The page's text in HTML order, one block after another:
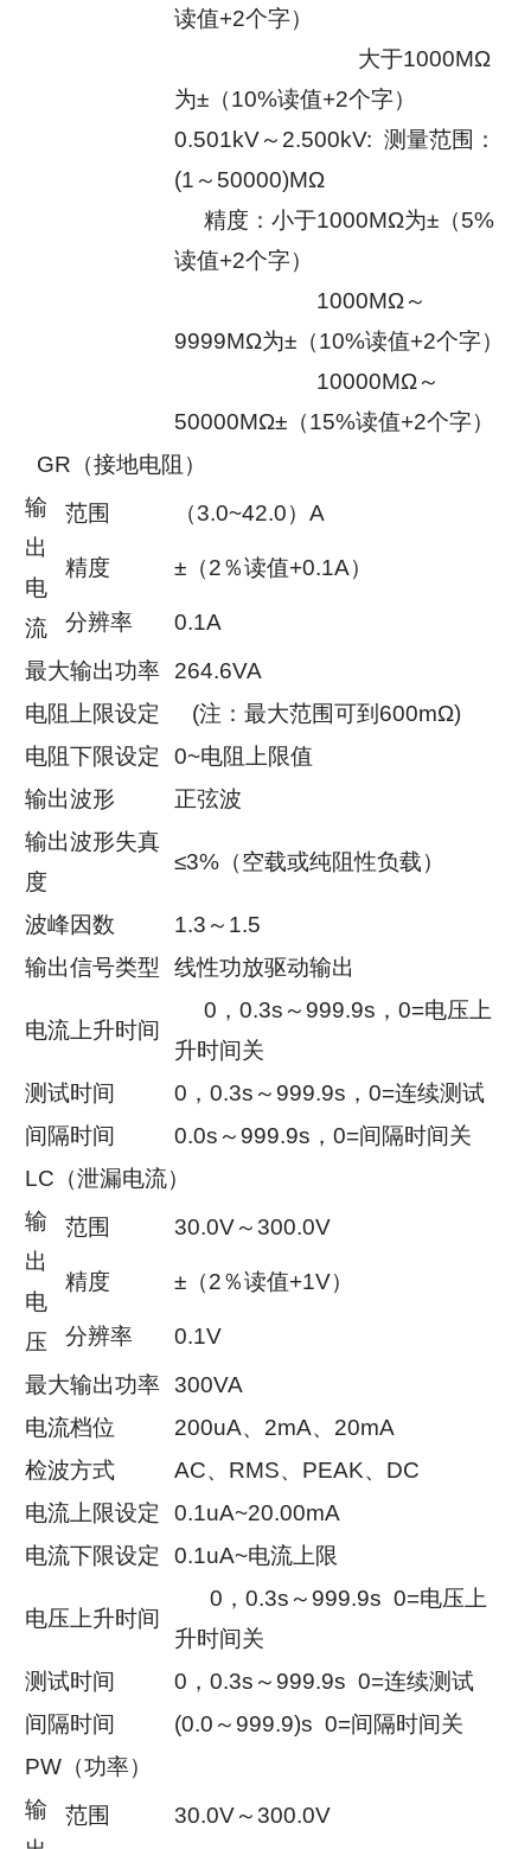
读值+2个字）
大于1000MΩ
为±（10%读值+2个字）
0.501kV～2.500kV: 测量范围：
(1～50000)MΩ
精度：小于1000MΩ为±（5%
读值+2个字）
1000MΩ～
9999MΩ为±（10%读值+2个字）
10000MΩ～
50000MΩ±（15%读值+2个字）
GR（接地电阻）
输
出
电
流
范围 （3.0~42.0）A
精度 ±（2％读值+0.1A）
分辨率
0.1A
最大输出功率
264.6VA
电阻上限设定
(注：最大范围可到600mΩ)
电阻下限设定
0~电阻上限值
输出波形
正弦波
输出波形失真
度
≤3%（空载或纯阻性负载）
波峰因数
1.3～1.5
输出信号类型
线性功放驱动输出
电流上升时间
0，0.3s～999.9s，0=电压上
升时间关
测试时间
0，0.3s～999.9s，0=连续测试
间隔时间
0.0s～999.9s，0=间隔时间关
LC（泄漏电流）
输
出
电
压
范围 30.0V～300.0V
精度 ±（2％读值+1V）
分辨率
0.1V
最大输出功率 300VA
电流档位
200uA、2mA、20mA
检波方式
AC、RMS、PEAK、DC
电流上限设定
0.1uA~20.00mA
电流下限设定
0.1uA~电流上限
电压上升时间
0，0.3s～999.9s 0=电压上
升时间关
测试时间
0，0.3s～999.9s 0=连续测试
间隔时间
(0.0～999.9)s 0=间隔时间关
PW（功率）
输
范围 30.0V～300.0V